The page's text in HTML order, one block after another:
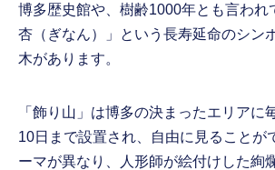
博多歴史館や、樹齢1000年とも言われ
杏（ぎなん）」という長寿延命のシン
木があります。
「飾り山」は博多の決まったエリアに
10日まで設置され、自由に見ることが
ーマが異なり、人形師が絵付けした絢